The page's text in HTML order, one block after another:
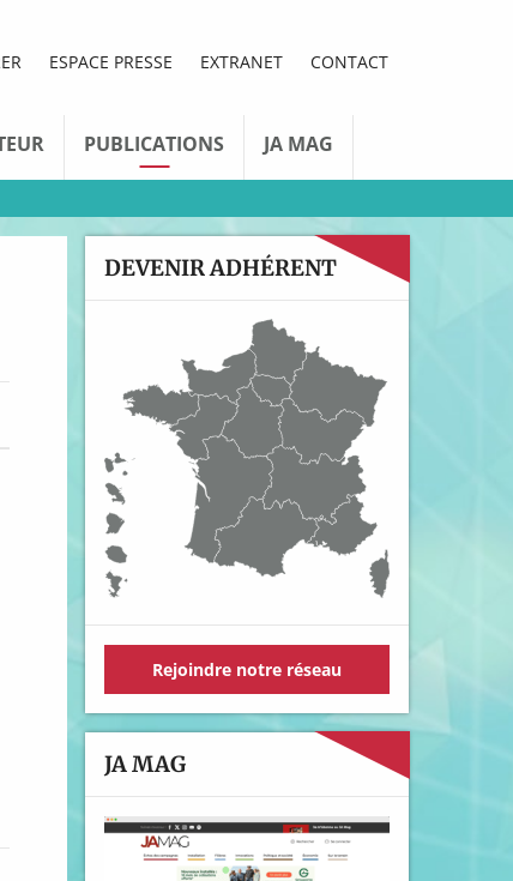
ESPACE PRESSE EXTRANET CONTACT
PUBLICATIONS JA MAG
DEVENIR ADHÉRENT
Rejoindre notre réseau
JA MAG